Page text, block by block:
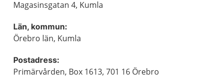
Magasinsgatan 4, Kumla
Län, kommun:
Örebro län, Kumla
Postadress:
Primärvården, Box 1613, 701 16 Örebro